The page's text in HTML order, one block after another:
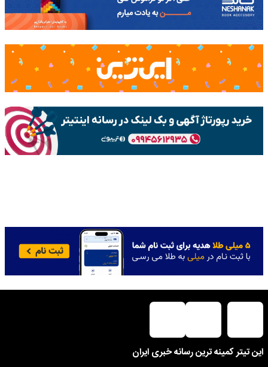
این تیتر کمینه ترین رسانه خبری ایران